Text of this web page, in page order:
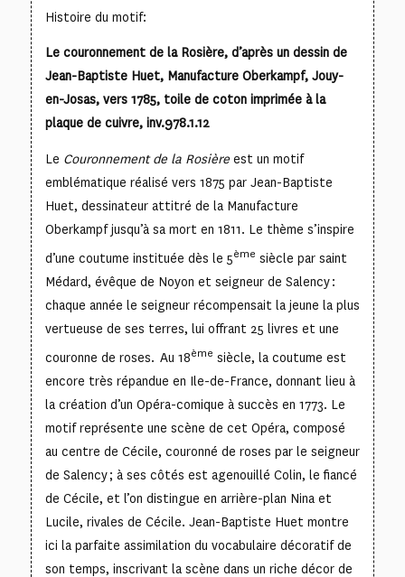
Histoire du motif:
Le couronnement de la Rosière, d’après un dessin de
Jean-Baptiste Huet, Manufacture Oberkampf, Jouy-
en-Josas, vers 1785, toile de coton imprimée à la
plaque de cuivre, inv.978.1.12
Le Couronnement de la Rosièreest un motif
emblématique réalisé vers 1875 par Jean-Baptiste
Huet, dessinateur attitré de la Manufacture
Oberkampf jusqu’à sa mort en 1811. Le thème s’inspire
d’une coutume instituée dès le 5ème siècle par saint
Médard, évêque de Noyon et seigneur de Salency :
chaque année le seigneur récompensait la jeune la plus
vertueuse de ses terres, lui offrant 25 livres et une
couronne de roses. Au 18ème siècle, la coutume est
encore très répandue en Ile-de-France, donnant lieu à
la création d’un Opéra-comique à succès en 1773. Le
motif représente une scène de cet Opéra, composé
au centre de Cécile, couronné de roses par le seigneur
de Salency ; à ses côtés est agenouillé Colin, le fiancé
de Cécile, et l’on distingue en arrière-plan Nina et
Lucile, rivales de Cécile. Jean-Baptiste Huet montre
ici la parfaite assimilation du vocabulaire décoratif de
son temps, inscrivant la scène dans un riche décor de